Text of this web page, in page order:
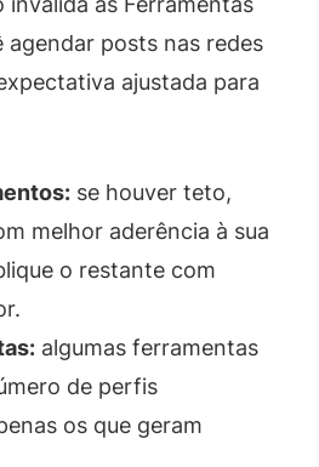
posts nas redes
ajustada para
se houver teto,
melhor aderência à sua
o restante com
algumas ferramentas
de perfis
os que geram